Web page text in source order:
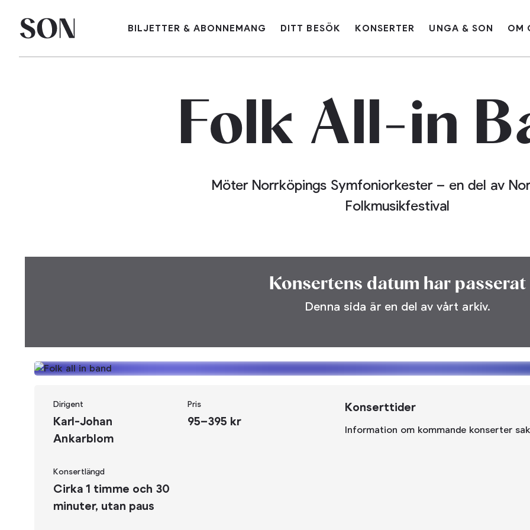
BILJETTER & ABONNEMANG DITT BESÖK KONSERTER UNGA & SON OM
Folk All-in
Möter Norrköpings Symfoniorkester – en del av
Folkmusikfestival
Konsertens datum har passerat
Denna sida är en del av vårt arkiv.
Dirigent
Karl-Johan
Ankarblom
Pris
95–395 kr
Konsertlängd
Cirka 1 timme och 30
minuter, utan paus
Konserttider
Information om kommande konserter